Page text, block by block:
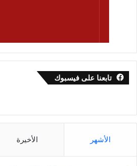
تابعنا على فيسبوك
الأشهر الأخيرة